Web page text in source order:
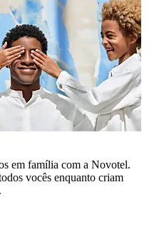
em família com a Novotel.
vocês enquanto criam